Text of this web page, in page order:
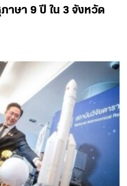
าษา 9 ปี ใน 3 จังหวัด